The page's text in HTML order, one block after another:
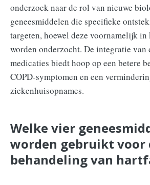
onderzoek naar de rol van nieuwe
geneesmiddelen die specifieke
targeten, hoewel deze voornamelijk
worden onderzocht. De integratie van
medicaties biedt hoop op een betere
COPD-symptomen en een
ziekenhuisopnames.
Welke vier
worden gebruikt voor
behandeling van